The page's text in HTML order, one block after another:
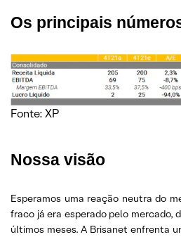
Os principais
Fonte: XP
Nossa visão
Esperamos uma reação neutra do
fraco já era esperado pelo mercado,
últimos meses. A Brisanet enfrenta